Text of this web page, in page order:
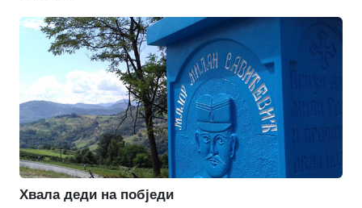
Хвала деди на побједи